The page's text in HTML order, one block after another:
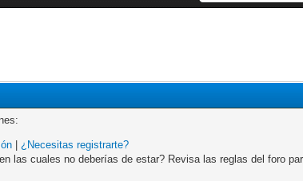
|¿Necesitas registrarte?
las cuales no deberías de estar? Revisa las reglas del foro